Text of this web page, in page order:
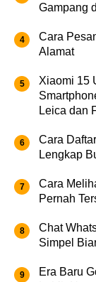
Gampang
Cara
Alamat
Xiaomi 15
Leica dan
Cara
Lengkap
Cara
Pernah
Chat
Simpel
Era Baru